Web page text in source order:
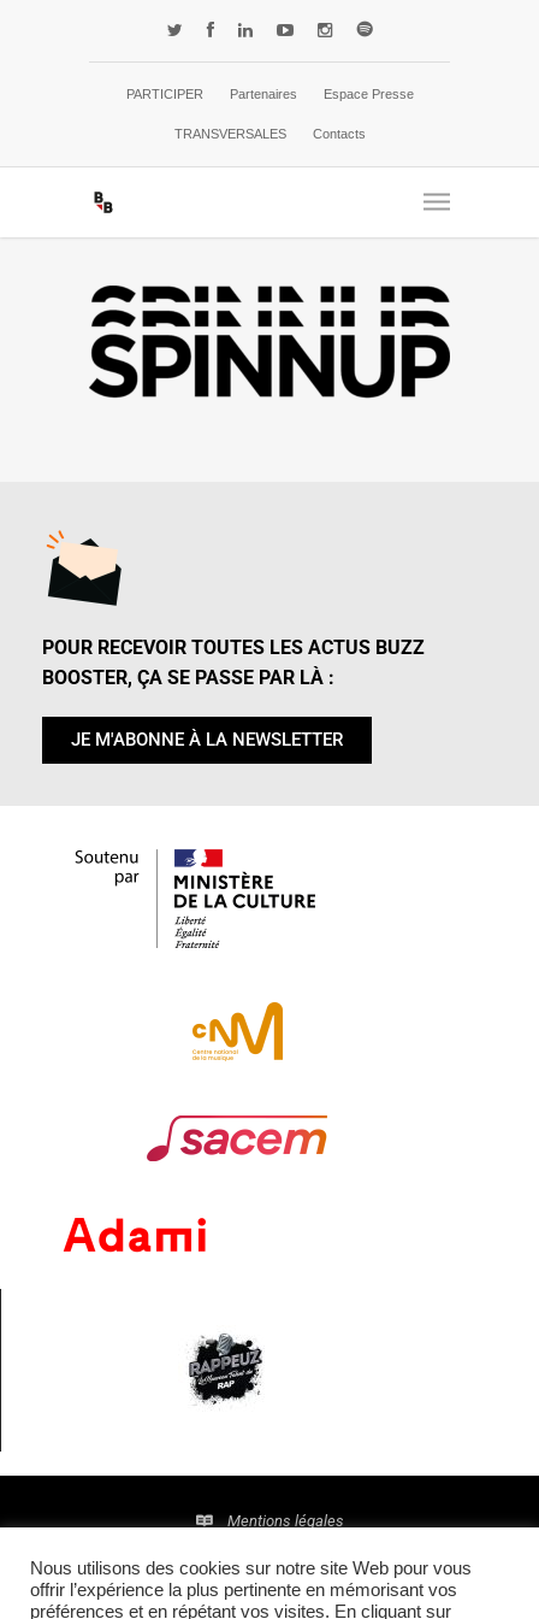
PARTICIPER Partenaires Espace Presse
TRANSVERSALES Contacts
POUR RECEVOIR TOUTES LES ACTUS BUZZ
BOOSTER, ÇA SE PASSE PAR LÀ :
JE M'ABONNE À LA NEWSLETTER
Mentions légales
Politique de confidentialité
Nous utilisons des cookies sur notre site Web pour vous
offrir l’expérience la plus pertinente en mémorisant vos
préférences et en répétant vos visites. En cliquant sur